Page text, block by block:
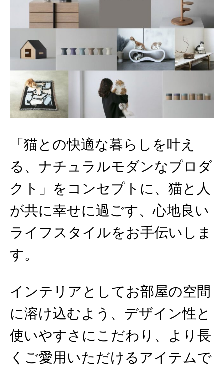
「猫との快適な暮らしを叶え
る、ナチュラルモダンなプロダ
クト」をコンセプトに、猫と人
が共に幸せに過ごす、心地良い
ライフスタイルをお手伝いしま
す。
インテリアとしてお部屋の空間
に溶け込むよう、デザイン性と
使いやすさにこだわり、より長
くご愛用いただけるアイテムで